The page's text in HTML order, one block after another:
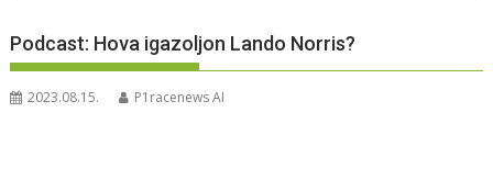
Podcast: Hova igazoljon Lando Norris?
2023.08.15. P1racenews AI